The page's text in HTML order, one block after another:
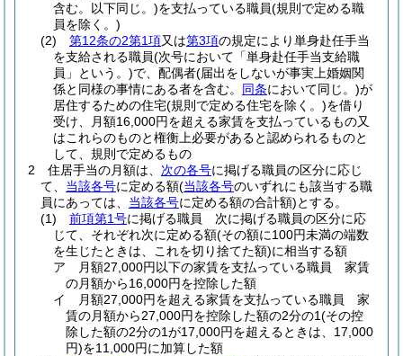
含む。以下同じ。)を支払っている職員(規則で定める職
員を除く。)
(2)
第12条の2第1項又は第3項の規定により単身赴任手当
を支給される職員(次号において「単身赴任手当支給職
員」という。)で、配偶者(届出をしないが事実上婚姻関
係と同様の事情にある者を含む。 同条において同じ。)が
居住するための住宅(規則で定める住宅を除く。)を借り
受け、月額16,000円を超える家賃を支払っているもの又
はこれらのものと権衡上必要があると認められるものと
して、規則で定めるもの
2
住居手当の月額は、 次の各号に掲げる職員の区分に応じ
て、 当該各号に定める額(当該各号のいずれにも該当する職
員にあっては、 当該各号に定める額の合計額)とする。
(1)
前項第1号に掲げる職員 次に掲げる職員の区分に応
じて、それぞれ次に定める額(その額に100円未満の端数
を生じたときは、これを切り捨てた額)に相当する額
ア
月額27,000円以下の家賃を支払っている職員 家賃
の月額から16,000円を控除した額
イ
月額27,000円を超える家賃を支払っている職員 家
賃の月額から27,000円を控除した額の2分の1(その控
除した額の2分の1が17,000円を超えるときは、17,000
円)を11,000円に加算した額